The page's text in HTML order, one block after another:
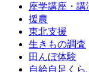
座学講座・講
援農
東北支援
生きもの調査
田んぼ体験
自給自足くら